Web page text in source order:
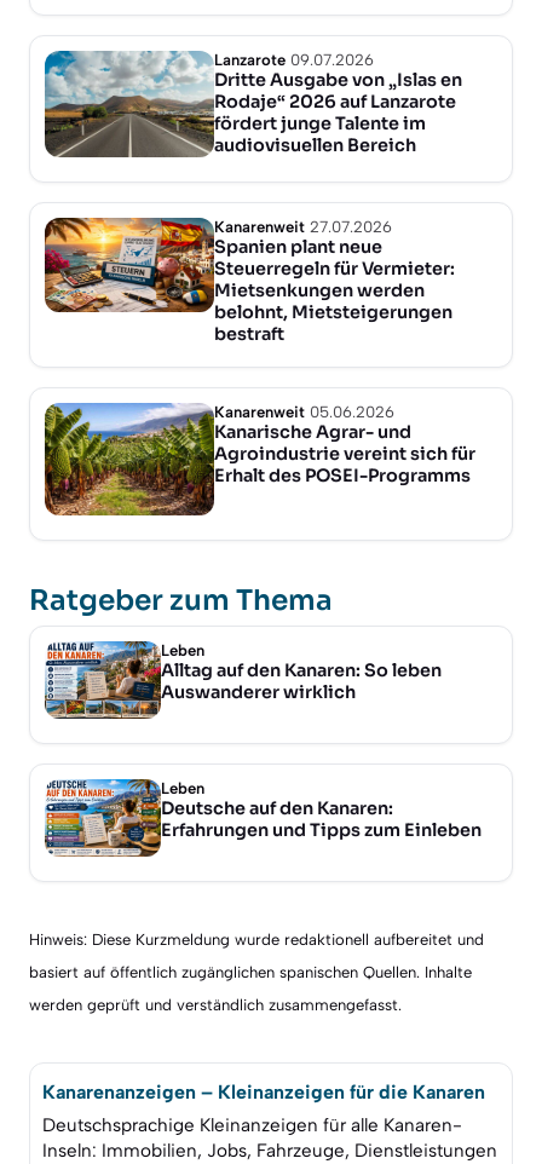
Lanzarote 09.07.2026
Dritte Ausgabe von „Islas en
Rodaje“ 2026 auf Lanzarote
fördert junge Talente im
audiovisuellen Bereich
Kanarenweit 27.07.2026
Spanien plant neue
Steuerregeln für Vermieter:
Mietsenkungen werden
belohnt, Mietsteigerungen
bestraft
Kanarenweit 05.06.2026
Kanarische Agrar- und
Agroindustrie vereint sich für
Erhalt des POSEI-Programms
Ratgeber zum Thema
Leben
Alltag auf den Kanaren: So leben
Auswanderer wirklich
Leben
Deutsche auf den Kanaren:
Erfahrungen und Tipps zum Einleben
Hinweis: Diese Kurzmeldung wurde redaktionell aufbereitet und
basiert auf öffentlich zugänglichen spanischen Quellen. Inhalte
werden geprüft und verständlich zusammengefasst.
Kanarenanzeigen – Kleinanzeigen für die Kanaren
Deutschsprachige Kleinanzeigen für alle Kanaren-
Inseln: Immobilien, Jobs, Fahrzeuge, Dienstleistungen